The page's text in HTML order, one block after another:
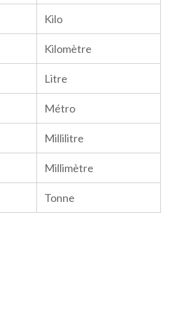
Kilo
Kilomètre
Litre
Métro
Millilitre
Millimètre
Tonne